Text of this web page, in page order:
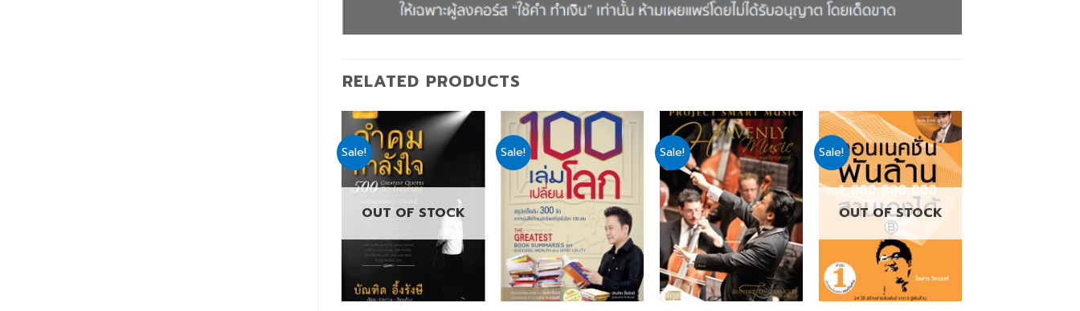
RELATED PRODUCTS
Sale!
wishlist
OUT OF STOCK
Sale!
Add
to
wishlist
Sale!
Add
to
wishlist
Sale!
Add
to
wishlist
OUT OF STOCK